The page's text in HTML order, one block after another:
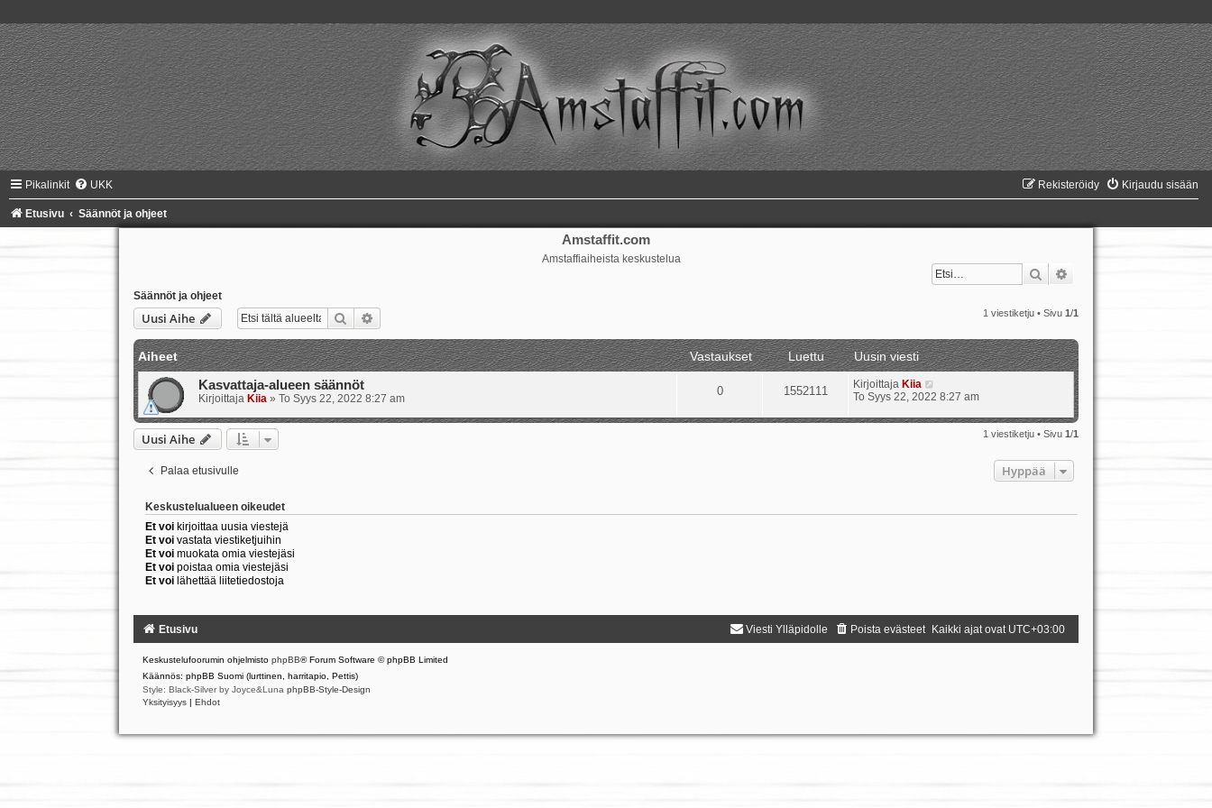
Pikalinkit UKK Kirjaudu sisään
Rekisteröidy
Etusivu Säännöt ja ohjeet
Amstaffit.com
Amstaffiaiheista keskustelua
Etsi
Säännöt ja ohjeet
Uusi Aihe Etsi 1 viestiketju • Sivu1/1
Aiheet Vastaukset Luettu
Uusin viesti
Kasvattaja-alueen säännöt
Kirjoittaja Kiia » To Syys 22, 2022 8:27 am
0 1552111 KirjoittajaKiia
To Syys 22, 2022 8:27 am
Uusi Aihe 1 viestiketju • Sivu1/1
Palaa etusivulle Hyppää
Keskustelualueen oikeudet
Et voikirjoittaa uusia viestejä
Et voivastata viestiketjuihin
Et voimuokata omia viestejäsi
Et voipoistaa omia viestejäsi
Et voilähettää liitetiedostoja
Etusivu Kaikki ajat ovat UTC+03:00
Poista evästeet
Viesti Ylläpidolle
Keskustelufoorumin ohjelmisto phpBB® Forum Software © phpBB Limited
Käännös: phpBB Suomi (lurttinen, harritapio, Pettis)
Style: Black-Silver by Joyce&Luna phpBB-Style-Design
Yksityisyys | Ehdot